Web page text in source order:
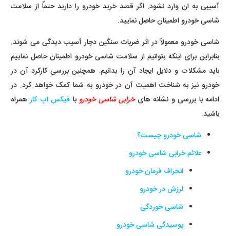
آسیبی به ان وارد نشود. اگر قصد خرید خودرو را دارید حتماً از سلامت
شاسی خودرو اطمینان حاصل نمایید.
شاسی خودرو معمولاً در اثر ضربات سنگین دچار آسیب دیدگی می شوند.
بنابراین برای اینکه بتوانیم از سلامت شاسی خودرو اطمینان حاصل نماییم
باید مشکلات و دلایل ایجاد آن را بدانیم. همچنین بررسی کارکرد آن در
خودرو نیز به شناخت اهمیت آن در خودرو به شما کمک خواهد کرد. در
ادامه با بررسی و نشانه هایخرابی شاسی خودروبا فیکس اپ کارهمراه
باشید.
شاسی خودرو چیست؟
علائم خرابی شاسی خودرو
انحراف فرمان خودرو
لرزش در خودرو
شاسی خوردگی
پوسیدگی شاسی خودرو